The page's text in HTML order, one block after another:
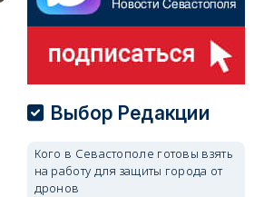
В Севастополе утвердили
проект застройки центра
Балаклавы
квартал с отелями и
05/08/2026 08:01 5480
Выбор Редакции
Кого в Севастополе готовы взять
на работу для защиты города от
дронов